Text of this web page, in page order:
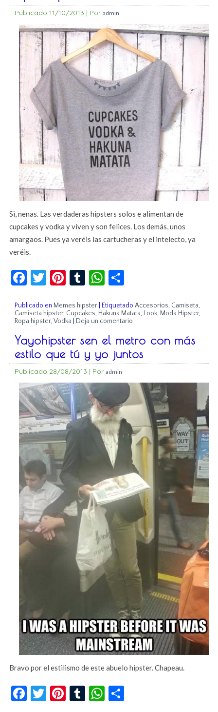
Publicado 11/10/2013 | Por admin
Si, nenas. Las verdaderas hipsters solos e alimentan de
cupcakes y vodka y viven y son felices. Los demás, unos
amargaos. Pues ya veréis las cartucheras y el intelecto, ya
veréis.
Facebook
Twitter
Pinterest
TumblrWhatsApp
Publicado en Memes hipster |Etiquetado Accesorios, Camiseta,
Camiseta hipster, Cupcakes, Hakuna Matata, Look, Moda Hipster,
Ropa hipster,Vodka Deja un comentario
Yayohipster sen el metro con más
estilo que tú y yo juntos
Publicado 28/08/2013 | Por admin
Bravo por el estilismo de este abuelo hipster. Chapeau.
Facebook
Twitter
Pinterest
TumblrWhatsApp